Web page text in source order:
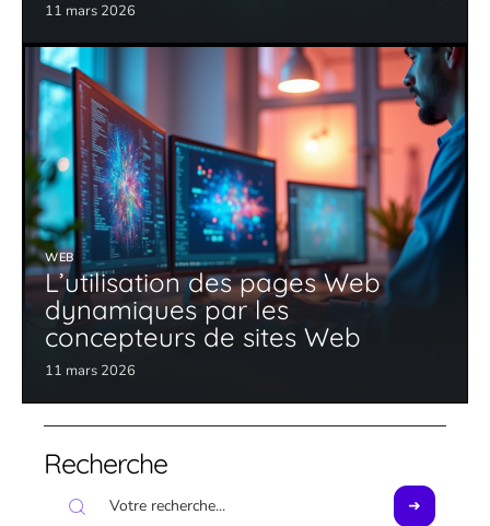
11 mars 2026
WEB
L’utilisation des pages Web
dynamiques par les
concepteurs de sites Web
11 mars 2026
Recherche